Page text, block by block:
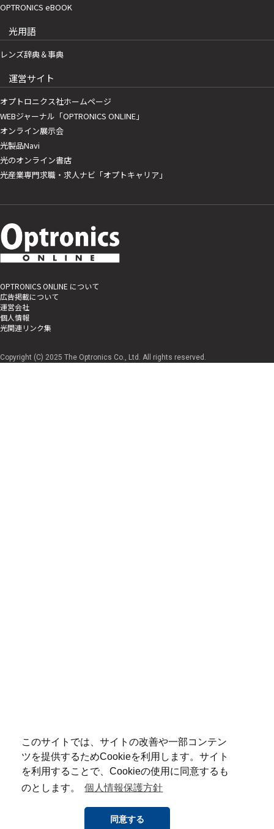
このサイトでは、サイトの改善や一部コンテン
ツを提供するためCookieを利用します。サイト
を利用することで、Cookieの使用に同意するも
のとします。
個人情報保護方針
同意する
OPTRONICS eBOOK
光用語
レンズ辞典＆事典
運営サイト
オプトロニクス社ホームページ
WEBジャーナル「OPTRONICS ONLINE」
オンライン展示会
光製品Navi
光のオンライン書店
光産業専門求職・求人ナビ「オプトキャリア」
OPTRONICS ONLINE について
広告掲載について
運営会社
個人情報
光関連リンク集
Copyright (C) 2025 The Optronics Co., Ltd. All rights reserved.